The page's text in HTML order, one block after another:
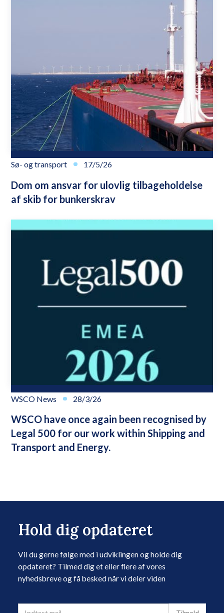
Sø- og transport 17/5/26
Dom om ansvar for ulovlig tilbageholdelse
af skib for bunkerskrav
WSCO News 28/3/26
WSCO have once again been recognised by
Legal 500 for our work within Shipping and
Transport and Energy.
Hold dig opdateret
Vil du gerne følge med i udviklingen og holde dig
opdateret? Tilmed dig et eller flere af vores
nyhedsbreve og få besked når vi deler viden